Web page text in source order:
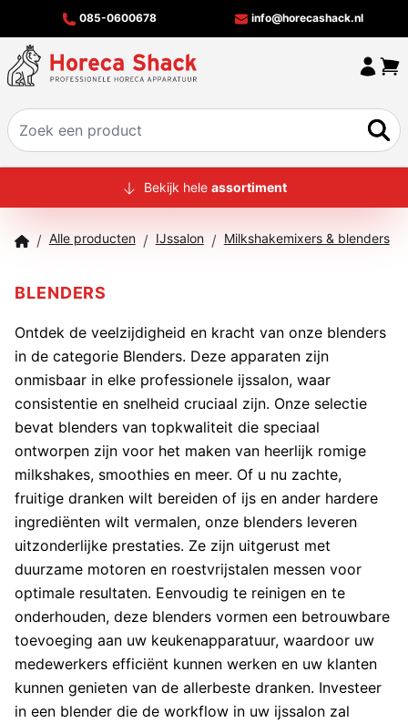
085-0600678 info@horecashack.nl
HOME
OVER ONS
CONTACT
Bekijk hele assortiment
/ Alle producten / IJssalon / Milkshakemixers & blenders
BLENDERS
Ontdek de veelzijdigheid en kracht van onze blenders
in de categorie Blenders. Deze apparaten zijn
onmisbaar in elke professionele ijssalon, waar
consistentie en snelheid cruciaal zijn. Onze selectie
bevat blenders van topkwaliteit die speciaal
ontworpen zijn voor het maken van heerlijk romige
milkshakes, smoothies en meer. Of u nu zachte,
fruitige dranken wilt bereiden of ijs en ander hardere
ingrediënten wilt vermalen, onze blenders leveren
uitzonderlijke prestaties. Ze zijn uitgerust met
duurzame motoren en roestvrijstalen messen voor
optimale resultaten. Eenvoudig te reinigen en te
onderhouden, deze blenders vormen een betrouwbare
toevoeging aan uw keukenapparatuur, waardoor uw
medewerkers efficiënt kunnen werken en uw klanten
kunnen genieten van de allerbeste dranken. Investeer
in een blender die de workflow in uw ijssalon zal